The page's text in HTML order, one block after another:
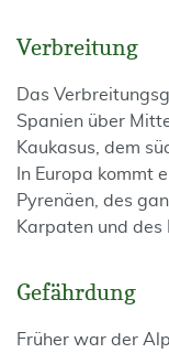
Verbreitung
Das
Spanien über
Kaukasus, dem
In Europa kommt
Pyrenäen, des
Karpaten und des
Gefährdung
Früher war der